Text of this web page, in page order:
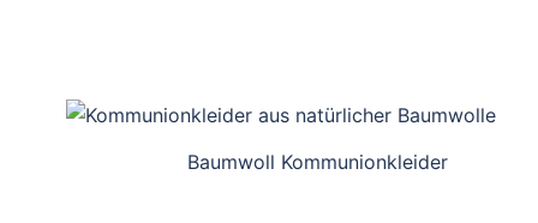
Baumwoll Kommunionkleider